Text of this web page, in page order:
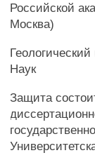
Российской
Москва)
Наук
Защита